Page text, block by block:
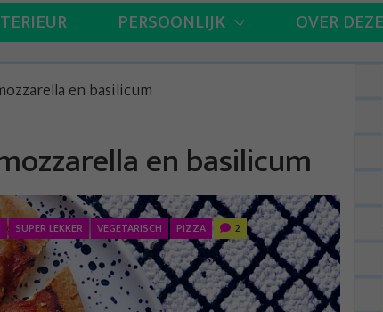
PERSOONLIJK OVER
en basilicum
en basilicum
SUPER LEKKER VEGETARISCH PIZZA 2